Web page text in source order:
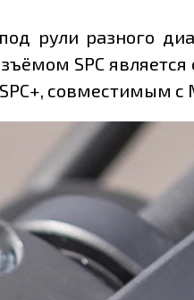
рули разного
SPC
совместимым с